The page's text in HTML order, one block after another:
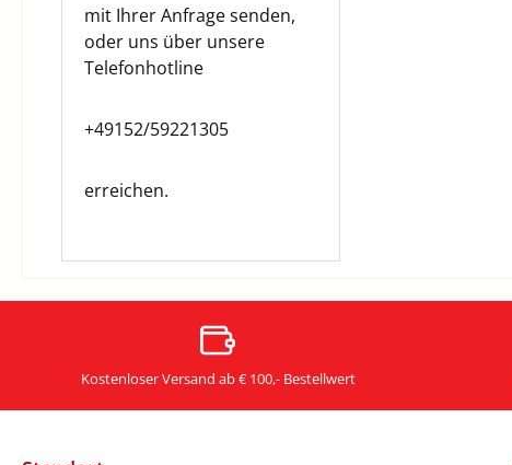
mit Ihrer Anfrage senden,
oder uns über unsere
Telefonhotline
+49152/59221305
erreichen.
Kostenloser Versand ab € 100,- Bestellwert